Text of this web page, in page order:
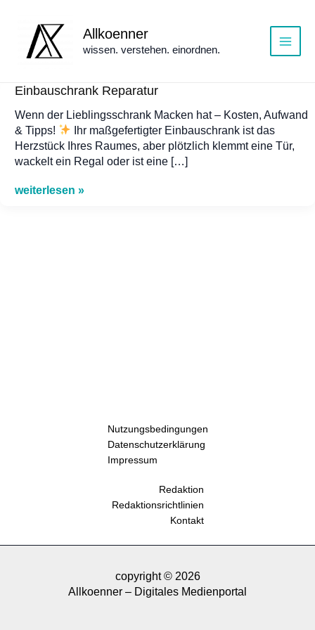
springen
Allkoenner
wissen. verstehen. einordnen.
Main
Einbauschrank Reparatur
Wenn der Lieblingsschrank Macken hat – Kosten, Aufwand
& Tipps!
Ihr maßgefertigter Einbauschrank ist das
Herzstück Ihres Raumes, aber plötzlich klemmt eine Tür,
wackelt ein Regal oder ist eine […]
Einbauschrank
weiterlesen »
Nutzungsbedingungen
Datenschutzerklärung
Impressum
Redaktion
Redaktionsrichtlinien
Kontakt
copyright © 2026
Allkoenner – Digitales Medienportal